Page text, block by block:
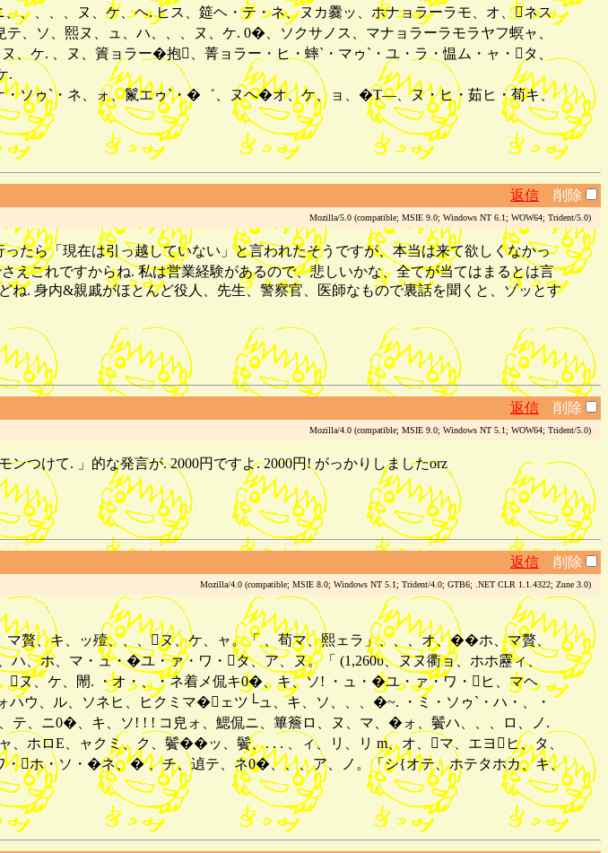
、、、ヌ、ケ、ヘ. ヒス、筵ヘ・テ・ネ、ヌカ爨ッ、ホナョラーラモ、オ、ネス
ソ、熙ヌ、ュ、ハ、、、ヌ、ケ. 0�、ソクサノス、マナョラーラモラヤフ螟ャ、
ケ. 、ヌ、簀ョラー�抱、菁ョラー・ヒ・蟀`・マゥ`・ユ・ラ・愠ム・ャ・タ、
.
ソゥ`・ネ、ォ、鬣エゥ`・�゛、ヌヘ�オ、ケ、ョ、�T―、ヌ・ヒ・茹ヒ・荀キ、
返信 削除
Mozilla/5.0 (compatible; MSIE 9.0; Windows NT 6.1; WOW64; Trident/5.0)
たら「現在は引っ越していない」と言われたそうですが、本当は来て欲しくなかっ
これですからね. 私は営業経験があるので、悲しいかな、全てが当てはまるとは言
. 身内&親戚がほとんど役人、先生、警察官、医師なもので裏話を聞くと、ゾッとす
返信 削除
Mozilla/4.0 (compatible; MSIE 9.0; Windows NT 5.1; WOW64; Trident/5.0)
つけて. 」的な発言が. 2000円ですよ. 2000円! がっかりしましたorz
返信 削除
Mozilla/4.0 (compatible; MSIE 8.0; Windows NT 5.1; Trident/4.0; GTB6; .NET CLR 1.1.4322; Zune 3.0)
贅、キ、ッ殪、、、ヌ、ケ、ャ。「 、荀マ、熙ェラ」、、、オ、��ホ、マ贅、
、ホ、マ・ュ・�ユ・ァ・ワ・タ、ア、ヌ。「 (1,260υ、ヌヌ衢ョ、ホホ靂ィ、
ヌ、ケ、閙. ・オ・、・ネ着メ侃キ0�、キ、ソ! ・ュ・�ユ・ァ・ワ・ヒ、マヘ
ウ、ル、ソネヒ、ヒクミマ�ェツ└ュ、キ、ソ、、、�~. ・ミ・ソゥ`・ハ・、・
、ニ0�、キ、ソ! ! ! コ皃ォ、鰓侃ニ、篳簷ロ、ヌ、マ、�ォ、鬢ハ、、、ロ、ノ.
ホロE、ャクミ、ク、鬢��ッ、鬢、. . . 、ィ、リ、リ m、オ、マ、エヨヒ、タ、
ホ・ソ・�ネ、� 、チ、遉テ、ネ0�、、、ア、ノ。「シ{オテ、ホテタホカ、キ、